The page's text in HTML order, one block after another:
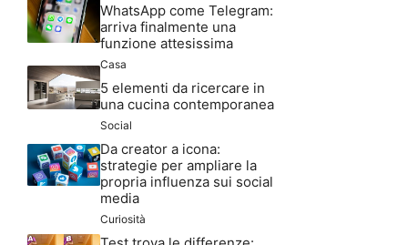
WhatsApp come Telegram:
arriva finalmente una
funzione attesissima
Casa
5 elementi da ricercare in
una cucina contemporanea
Social
Da creator a icona:
strategie per ampliare la
propria influenza sui social
media
Curiosità